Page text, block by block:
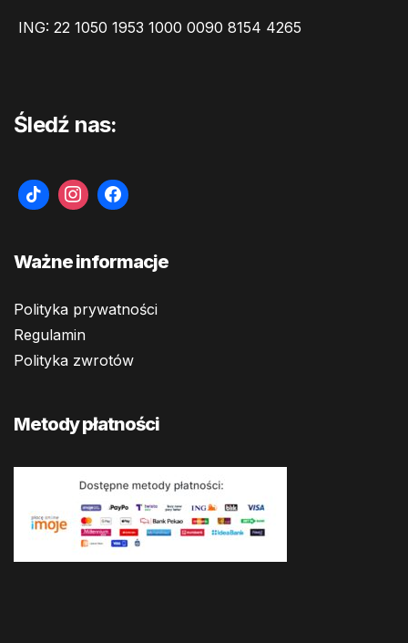
ING: 22 1050 1953 1000 0090 8154 4265
Śledź nas:
Ważne informacje
Polityka prywatności
Regulamin
Polityka zwrotów
Metody płatności